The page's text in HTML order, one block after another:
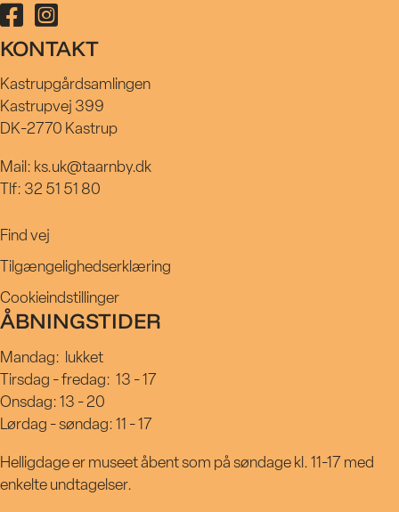
Følg Kastrupgårdsamlingen på facebook
Følg Kastrupgårdsamlingen på instagram
KONTAKT
Kastrupgårdsamlingen
Kastrupvej 399
DK-2770 Kastrup
Mail: ks.uk@taarnby.dk
Tlf: 32 51 51 80
Find vej
Tilgængelighedserklæring
Cookieindstillinger
ÅBNINGSTIDER
Mandag:
lukket
Tirsdag - fredag: 13 - 17
Onsdag: 13 - 20
Lørdag - søndag: 11 - 17
Helligdage er museet åbent som på søndage kl. 11-17 med
enkelte undtagelser.